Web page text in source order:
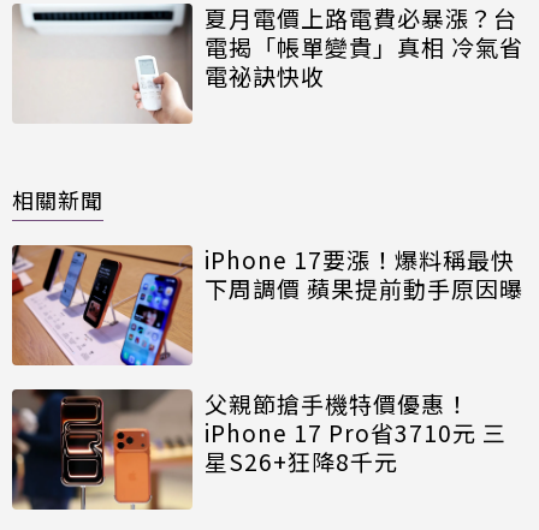
夏月電價上路電費必暴漲？台
電揭「帳單變貴」真相 冷氣省
電祕訣快收
相關新聞
iPhone 17要漲！爆料稱最快
下周調價 蘋果提前動手原因曝
父親節搶手機特價優惠！
iPhone 17 Pro省3710元 三
星S26+狂降8千元